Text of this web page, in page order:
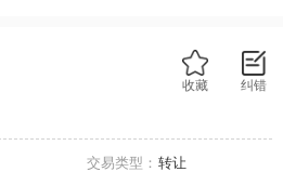
纠错
收藏
交易类型： 转让